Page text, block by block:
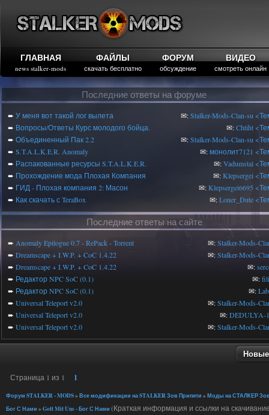
ГЛАВНАЯ
news stalker-mods
ФАЙЛЫ
скачать бесплатно
ФОРУМ
обсуждение
ВИДЕО
смотреть онлайн
Последние ответы на форуме
➨ У меня вот такой лог вылета ✉:Stalker-Mods-Clan-su
➨ Вопросы/Ответы Курс молодого бойца. ✉:Chtiht
➨ Объединенный Пак 2.2 ✉:Stalker-Mods-Clan-su
➨ S.T.A.L.K.E.R. Anomaly ✉:монолит7121
➨ Распакованные ресурсы S.T.A.L.K.E.R. ✉:Vadumstal
➨ Прохождение мода Плохая Компания ✉:Klepsergei
➨ ГИД - Плохая компания 2: Масон ✉:Klepsergei6695
➨ Как скачать с TeraBox ✉:Loner_Dute
Последние ответы на сайте
➨ Anomaly Epilogue 0.7 - RePack - Torrent ✉:Stalker-Mods-
➨ Dreamscape + I.W.P. + CoC 1.4.22 ✉:Stalker-Mods-
➨ Dreamscape + I.W.P. + CoC 1.4.22 ✉:
➨ Редактор NPC SoC (0.1) ✉:
➨ Редактор NPC SoC (0.1) ✉:
➨ Universal Teleport v2.0 ✉:Stalker-Mods-
➨ Universal Teleport v2.0 ✉:DEDULYA-
➨ Universal Teleport v2.0 ✉:Stalker-Mods-
Страница 1 из 1 1
Форум STALKER - MODS» Все модификации на STALKER Зов Припяти » Моды на СТАЛКЕР
Бог С Нами » Gott Mit Uns - Бог С Нами (Краткая информация и ссылки на